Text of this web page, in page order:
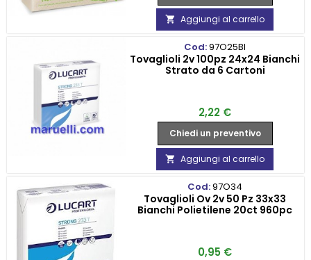
 Aggiungi al carrello
Cod:97O25BI
Tovaglioli 2v 100pz 24x24 Bianchi
Strato da 6 Cartoni
Prezzo
2,22 €
Chiedi un preventivo
 Aggiungi al carrello
Cod:97O34
Tovaglioli Ov 2v 50 Pz 33x33
Bianchi Polietilene 20ct 960pc
Prezzo
0,95 €